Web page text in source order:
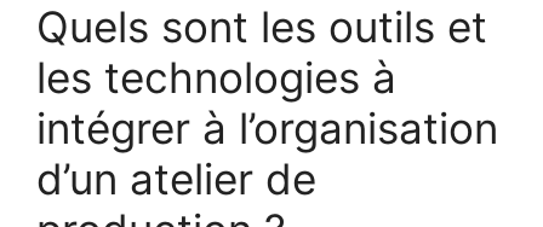
Quels sont les outils et
les technologies à
intégrer à l’organisation
d’un atelier de